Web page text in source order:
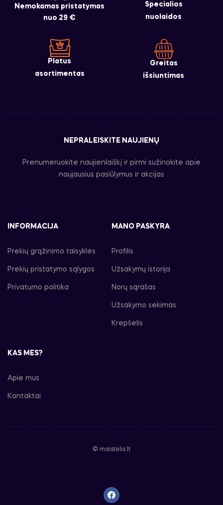
Nemokamas pristatymas
nuo 29 €
Specialios
nuolaidos
Platus
asortimentas
Greitas
išsiuntimas
NEPRALEISKITE NAUJIENŲ
Prenumeruokite naujienlaiškį ir pirmi sužinokite apie
naujausius pasiūlymus ir akcijas
INFORMACIJA
Prekių grąžinimo taisyklės
Prekių pristatymo sąlygos
Privatumo politika
MANO PASKYRA
Profilis
Užsakymų istorija
Norų sąrašas
Užsakymo sekimas
Krepšelis
KAS MES?
Apie mus
Kontaktai
© maistelis.lt